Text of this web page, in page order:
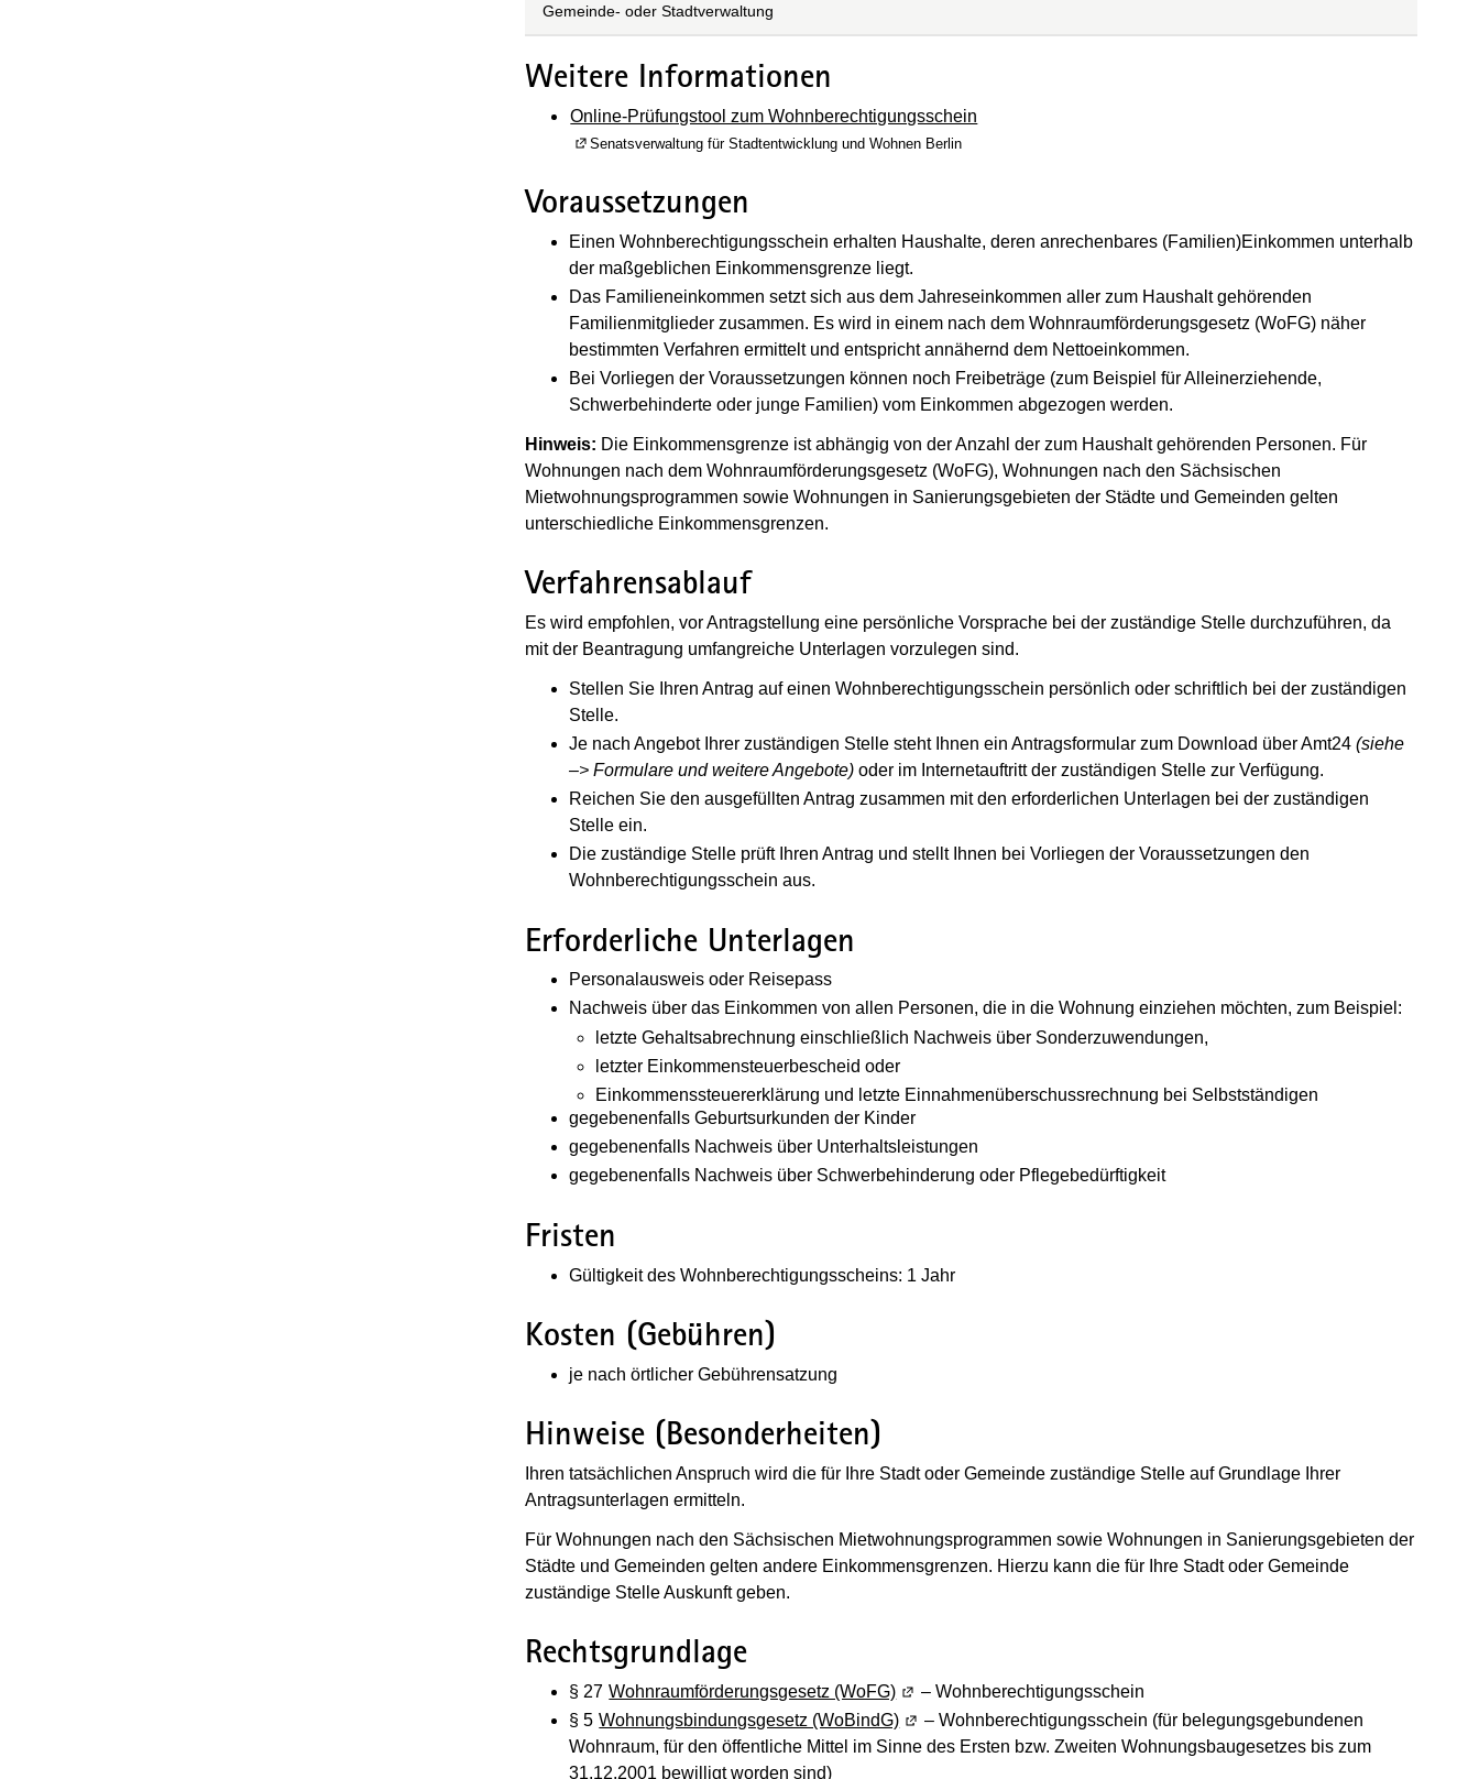
Gemeinde- oder Stadtverwaltung
Weitere Informationen
Online-Prüfungstool zum Wohnberechtigungsschein
(Wird in einem neuen Fenster geöffnet)
Senatsverwaltung für Stadtentwicklung und Wohnen Berlin
Voraussetzungen
Einen Wohnberechtigungsschein erhalten Haushalte, deren anrechenbares (Familien)Einkommen unterhalb
der maßgeblichen Einkommensgrenze liegt.
Das Familieneinkommen setzt sich aus dem Jahreseinkommen aller zum Haushalt gehörenden
Familienmitglieder zusammen. Es wird in einem nach dem Wohnraumförderungsgesetz (WoFG) näher
bestimmten Verfahren ermittelt und entspricht annähernd dem Nettoeinkommen.
Bei Vorliegen der Voraussetzungen können noch Freibeträge (zum Beispiel für Alleinerziehende,
Schwerbehinderte oder junge Familien) vom Einkommen abgezogen werden.
Hinweis: Die Einkommensgrenze ist abhängig von der Anzahl der zum Haushalt gehörenden Personen. Für
Wohnungen nach dem Wohnraumförderungsgesetz (WoFG), Wohnungen nach den Sächsischen
Mietwohnungsprogrammen sowie Wohnungen in Sanierungsgebieten der Städte und Gemeinden gelten
unterschiedliche Einkommensgrenzen.
Verfahrensablauf
Es wird empfohlen, vor Antragstellung eine persönliche Vorsprache bei der zuständige Stelle durchzuführen, da
mit der Beantragung umfangreiche Unterlagen vorzulegen sind.
Stellen Sie Ihren Antrag auf einen Wohnberechtigungsschein persönlich oder schriftlich bei der zuständigen
Stelle.
Je nach Angebot Ihrer zuständigen Stelle steht Ihnen ein Antragsformular zum Download über Amt24(siehe
–> Formulare und weitere Angebote) oder im Internetauftritt der zuständigen Stelle zur Verfügung.
Reichen Sie den ausgefüllten Antrag zusammen mit den erforderlichen Unterlagen bei der zuständigen
Stelle ein.
Die zuständige Stelle prüft Ihren Antrag und stellt Ihnen bei Vorliegen der Voraussetzungen den
Wohnberechtigungsschein aus.
Erforderliche Unterlagen
Personalausweis oder Reisepass
Nachweis über das Einkommen von allen Personen, die in die Wohnung einziehen möchten, zum Beispiel:
letzte Gehaltsabrechnung einschließlich Nachweis über Sonderzuwendungen,
letzter Einkommensteuerbescheid oder
Einkommenssteuererklärung und letzte Einnahmenüberschussrechnung bei Selbstständigen
gegebenenfalls Geburtsurkunden der Kinder
gegebenenfalls Nachweis über Unterhaltsleistungen
gegebenenfalls Nachweis über Schwerbehinderung oder Pflegebedürftigkeit
Fristen
Gültigkeit des Wohnberechtigungsscheins: 1 Jahr
Kosten (Gebühren)
je nach örtlicher Gebührensatzung
Hinweise (Besonderheiten)
Ihren tatsächlichen Anspruch wird die für Ihre Stadt oder Gemeinde zuständige Stelle auf Grundlage Ihrer
Antragsunterlagen ermitteln.
Für Wohnungen nach den Sächsischen Mietwohnungsprogrammen sowie Wohnungen in Sanierungsgebieten der
Städte und Gemeinden gelten andere Einkommensgrenzen. Hierzu kann die für Ihre Stadt oder Gemeinde
zuständige Stelle Auskunft geben.
Rechtsgrundlage
§ 27 Wohnraumförderungsgesetz (WoFG) (Wird in einem neuen Fenster geöffnet)
– Wohnberechtigungsschein
§ 5 Wohnungsbindungsgesetz (WoBindG) (Wird in einem neuen Fenster geöffnet)
– Wohnberechtigungsschein (für belegungsgebundenen
Wohnraum, für den öffentliche Mittel im Sinne des Ersten bzw. Zweiten Wohnungsbaugesetzes bis zum
31.12.2001 bewilligt worden sind)